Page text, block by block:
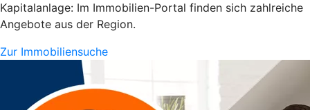
Kapitalanlage: Im Immobilien-Portal finden sich zahlreiche
Angebote aus der Region.
Zur Immobiliensuche